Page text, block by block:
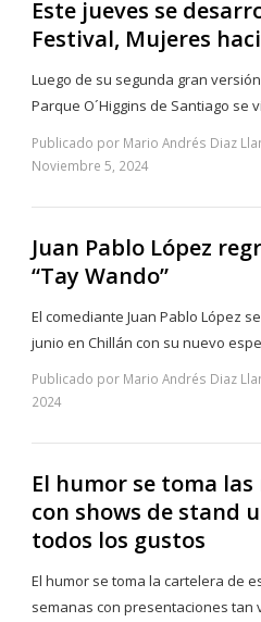
Este jueves se
Festival, Mujeres
Luego de su segunda gran
Parque O´Higgins de Santiago se
Publicado por Mario Andrés Diaz
Noviembre 5, 2024
Juan Pablo López
“Tay Wando”
El comediante Juan Pablo López
junio en Chillán con su nuevo
Publicado por Mario Andrés Diaz
2024
El humor se toma
con shows de stand
todos los gustos
El humor se toma la cartelera de
semanas con presentaciones tan